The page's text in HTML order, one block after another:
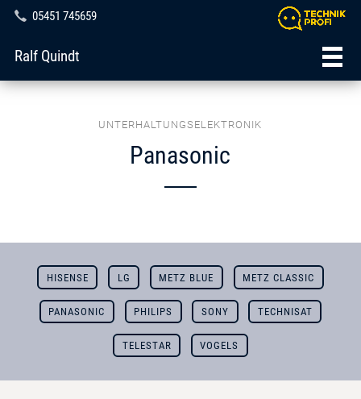
05451 745659
Ralf Quindt
UNTERHALTUNGSELEKTRONIK
Panasonic
HISENSE LG METZ BLUE METZ CLASSIC
PANASONIC PHILIPS SONY TECHNISAT
TELESTAR VOGELS